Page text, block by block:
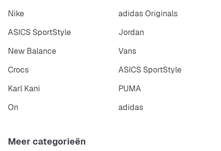
Nike
adidas Originals
ASICS SportStyle
Jordan
New Balance
Vans
Crocs
ASICS SportStyle
Karl Kani
PUMA
On
adidas
Meer categorieën